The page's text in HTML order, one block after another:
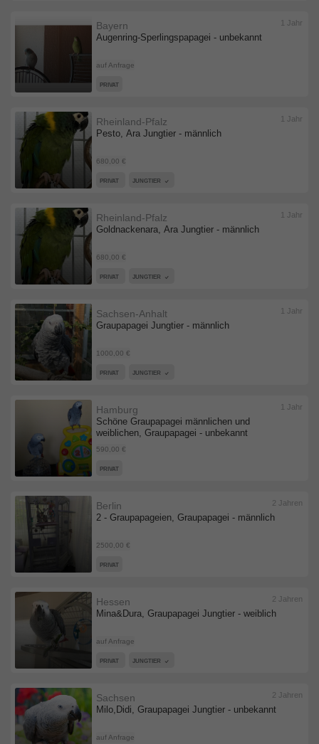
Augenring-Sperlingspapagei - unbekannt
Bayern
auf Anfrage
1 Jahr
PRIVAT
Pesto, Ara Jungtier - männlich
Rheinland-Pfalz
680,00 €
1 Jahr
PRIVAT JUNGTIER
Goldnackenara, Ara Jungtier - männlich
Rheinland-Pfalz
680,00 €
1 Jahr
PRIVAT JUNGTIER
Graupapagei Jungtier - männlich
Sachsen-Anhalt
1000,00 €
1 Jahr
PRIVAT JUNGTIER
Schöne Graupapagei männlichen und
weiblichen, Graupapagei - unbekannt
Hamburg
590,00 €
1 Jahr
PRIVAT
2 - Graupapageien, Graupapagei - männlich
Berlin
2500,00 €
2 Jahren
PRIVAT
Mina&Dura, Graupapagei Jungtier - weiblich
Hessen
auf Anfrage
2 Jahren
PRIVAT JUNGTIER
Milo,Didi, Graupapagei Jungtier - unbekannt
Sachsen
auf Anfrage
2 Jahren